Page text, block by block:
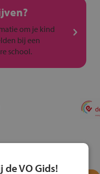
om je kind
bij een
school.
VO Gids!